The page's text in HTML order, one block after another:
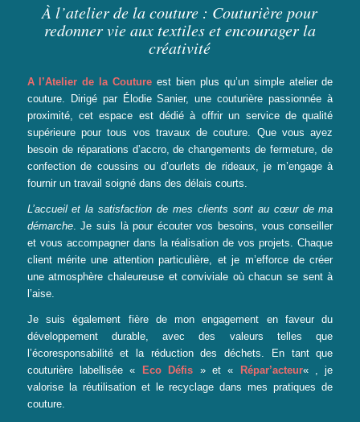
À l’atelier de la couture : Couturière pour
redonner vie aux textiles et encourager la
créativité
A l’Atelier de la Couture est bien plus qu’un simple atelier de
couture. Dirigé par Élodie Sanier, une couturière passionnée à
proximité, cet espace est dédié à offrir un service de qualité
supérieure pour tous vos travaux de couture. Que vous ayez
besoin de réparations d’accro, de changements de fermeture, de
confection de coussins ou d’ourlets de rideaux, je m’engage à
fournir un travail soigné dans des délais courts.
L’accueil et la satisfaction de mes clients sont aucœur de ma
démarche. Je suis là pour écouter vos besoins, vous conseiller
et vous accompagner dans la réalisation de vos projets. Chaque
client mérite une attention particulière, et je m’efforce de créer
une atmosphère chaleureuse et conviviale où chacun se sent à
l’aise.
Je suis également fière de mon engagement en faveur du
développement durable, avec des valeurs telles que
l’écoresponsabilité et la réduction des déchets. En tant que
couturière labellisée« Eco Défis » et« Répar’acteur« ,je
valorise la réutilisation et le recyclage dans mes pratiques de
couture.